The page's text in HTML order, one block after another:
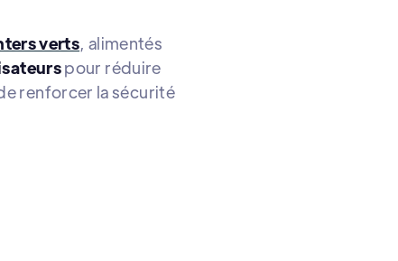
verts, alimentés
pour réduire
renforcer la sécurité